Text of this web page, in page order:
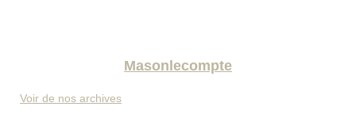
Masonlecompte
Voir de nos archives